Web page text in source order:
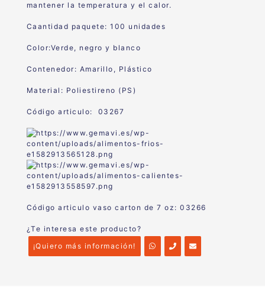
mantener la temperatura y el calor.
Caantidad paquete: 100 unidades
Color:Verde, negro y blanco
Contenedor: Amarillo, Plástico
Material: Poliestireno (PS)
Código articulo: 03267
Código articulo vaso carton de 7 oz: 03266
¿Te interesa este producto?
¡Quiero más información!